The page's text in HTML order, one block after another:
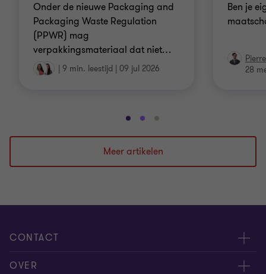
Onder de nieuwe Packaging and
Packaging Waste Regulation
(PPWR) mag
verpakkingsmateriaal dat niet…
9 min. leestijd 09 jul 2026
Ben je
28
Ga
naar
dia
1
Ga
naar
dia
2
Ga
naar
dia
3
Meer artikelen
CONTACT
Evenementen
OVER